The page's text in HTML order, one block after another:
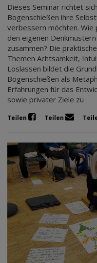
Dieses Seminar richtet
Bogenschießen ihre
verbessern möchten.
den eigenen
zusammen? Die
Themen Achtsamkeit,
Loslassen bildet die
Bogenschießen als
Erfahrungen für das
sowie privater Ziele zu
Teilen Teilen